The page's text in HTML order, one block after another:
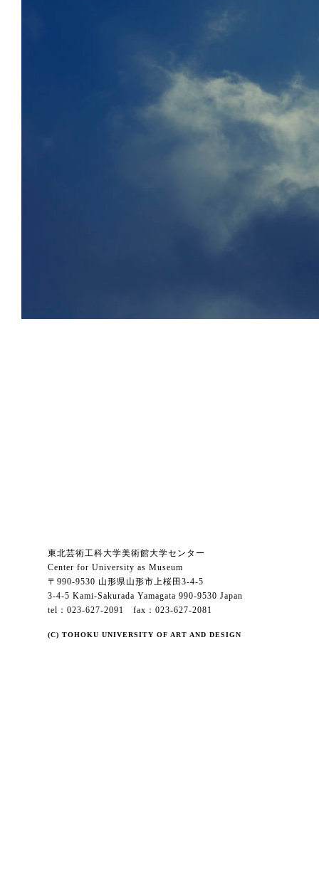
東北芸術工科大学美術館大学センター
Center for University as Museum
〒990-9530 山形県山形市上桜田3-4-5
3-4-5 Kami-Sakurada Yamagata 990-9530 Japan
tel：023-627-2091 fax：023-627-2081
(C) TOHOKU UNIVERSITY OF ART AND DESIGN